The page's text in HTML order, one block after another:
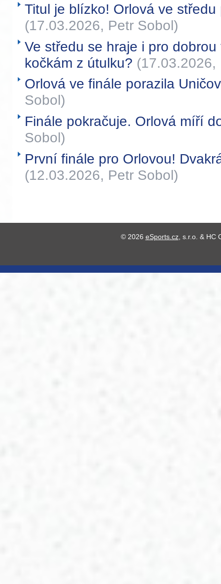
Titul je blízko! Orlová ve
(17.03.2026, Petr Sobol)
Ve středu se hraje i pro
kočkám z útulku? (17.03.2026,
Orlová ve finále porazila
Sobol)
Finále pokračuje. Orlová míří
Sobol)
První finále pro Orlovou!
(12.03.2026, Petr Sobol)
© 2026 eSports.cz, s.r.o. & HC